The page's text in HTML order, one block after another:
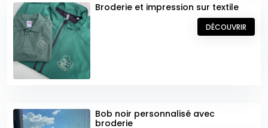
de votre marque, présent dans le quotidien de celui ou
celle qui le porte. Offert lors d’un événement, intégré dans
un kit de bienvenue ou utilisé comme support
promotionnel, il véhicule vos valeurs avec subtilité, tout en
renforçant votre
Son esthétique épurée et sa fabrication responsable
personnalisable comme ce porte-clés, vous affirmez une
Broderie et impression sur textile
DÉCOUVRIR
Bob noir personnalisé avec
broderie